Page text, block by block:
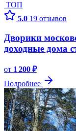
ТОП
5.0 19 отзывов
Дворики
доходные дома
от 1 200 ₽
Подробнее